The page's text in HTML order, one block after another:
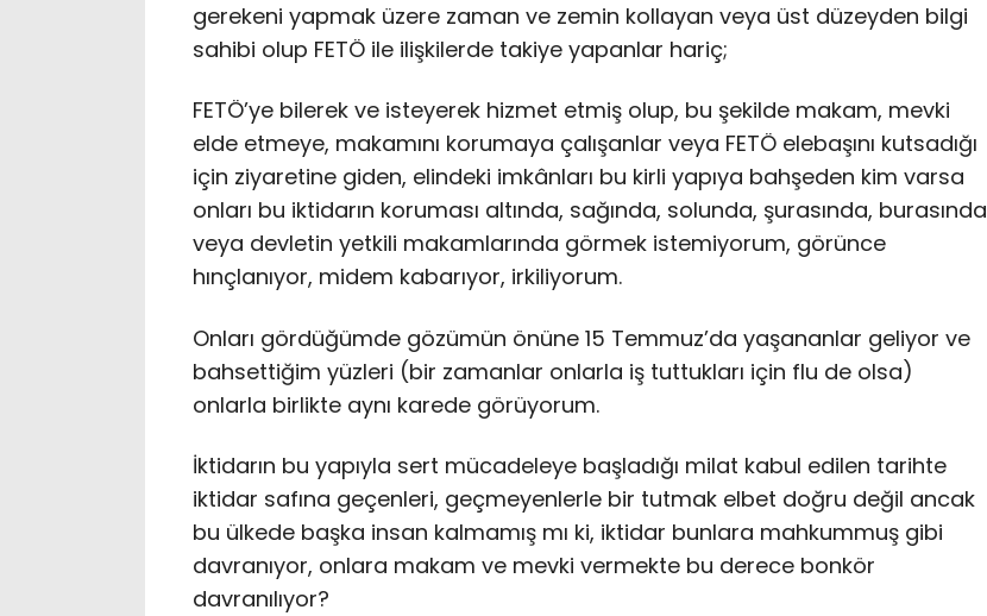
gerekeni yapmak üzere zaman ve zemin kollayan veya üst düzeyden bilgi
sahibi olup FETÖ ile ilişkilerde takiye yapanlar hariç;
FETÖ’ye bilerek ve isteyerek hizmet etmiş olup, bu şekilde makam, mevki
elde etmeye, makamını korumaya çalışanlar veya FETÖ elebaşını kutsadığı
için ziyaretine giden, elindeki imkânları bu kirli yapıya bahşeden kim varsa
onları bu iktidarın koruması altında, sağında, solunda, şurasında, burasında
veya devletin yetkili makamlarında görmek istemiyorum, görünce
hınçlanıyor, midem kabarıyor, irkiliyorum.
Onları gördüğümde gözümün önüne 15 Temmuz’da yaşananlar geliyor ve
bahsettiğim yüzleri (bir zamanlar onlarla iş tuttukları için flu de olsa)
onlarla birlikte aynı karede görüyorum.
İktidarın bu yapıyla sert mücadeleye başladığı milat kabul edilen tarihte
iktidar safına geçenleri, geçmeyenlerle bir tutmak elbet doğru değil ancak
bu ülkede başka insan kalmamış mı ki, iktidar bunlara mahkummuş gibi
davranıyor, onlara makam ve mevki vermekte bu derece bonkör
davranılıyor?